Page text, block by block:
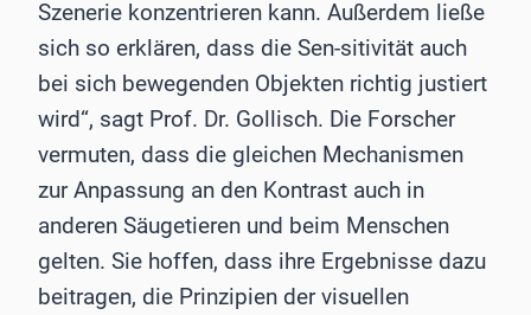
Szenerie konzentrieren kann. Außerdem ließe
sich so erklären, dass die Sen-sitivität auch
bei sich bewegenden Objekten richtig justiert
wird“, sagt Prof. Dr. Gollisch. Die Forscher
vermuten, dass die gleichen Mechanismen
zur Anpassung an den Kontrast auch in
anderen Säugetieren und beim Menschen
gelten. Sie hoffen, dass ihre Ergebnisse dazu
beitragen, die Prinzipien der visuellen